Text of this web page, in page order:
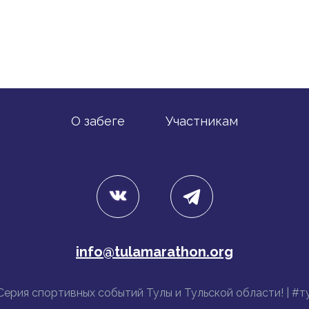
О забеге Участникам
info@tulamarathon.org
спортивных событий Тулы и Тульской области! |